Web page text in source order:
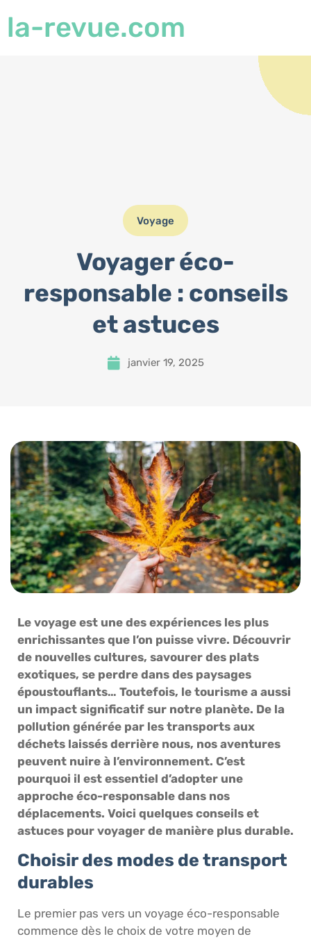
la-revue.com
Voyage
Voyager éco-
responsable : conseils
et astuces
janvier 19, 2025
Le voyage est une des expériences les plus
enrichissantes que l’on puisse vivre. Découvrir
de nouvelles cultures, savourer des plats
exotiques, se perdre dans des paysages
époustouflants… Toutefois, le tourisme a aussi
un impact significatif sur notre planète. De la
pollution générée par les transports aux
déchets laissés derrière nous, nos aventures
peuvent nuire à l’environnement. C’est
pourquoi il est essentiel d’adopter une
approche éco-responsable dans nos
déplacements. Voici quelques conseils et
astuces pour voyager de manière plus durable.
Choisir des modes de transport
durables
Le premier pas vers un voyage éco-responsable
commence dès le choix de votre moyen de